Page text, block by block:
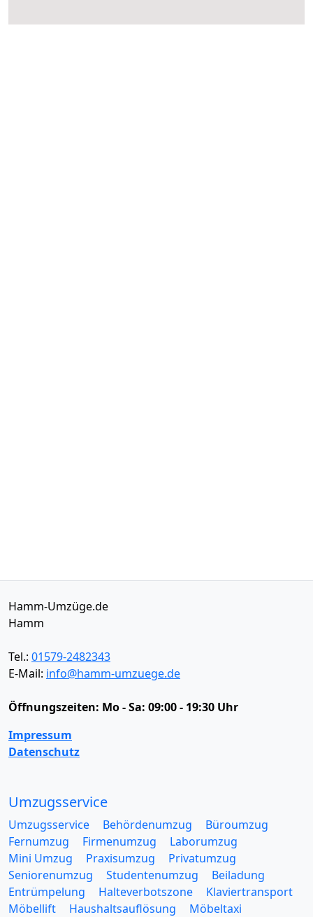
Hamm-Umzüge.de
Hamm
Tel.: 01579-2482343
E-Mail: info@hamm-umzuege.de
Öffnungszeiten: Mo - Sa: 09:00 - 19:30 Uhr
Impressum
Datenschutz
Umzugsservice
Umzugsservice Behördenumzug
Büroumzug
Fernumzug
Firmenumzug
Laborumzug
Mini Umzug
Praxisumzug
Privatumzug
Seniorenumzug
Studentenumzug
Beiladung
Entrümpelung
Halteverbotszone
Klaviertransport
Möbellift
Haushaltsauflösung
Möbeltaxi